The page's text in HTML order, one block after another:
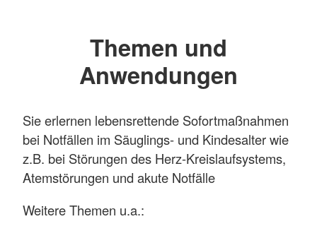
Themen und
Anwendungen
Sie erlernen lebensrettende Sofortmaßnahmen
bei Notfällen im Säuglings- und Kindesalter wie
z.B. bei Störungen des Herz-Kreislaufsystems,
Atemstörungen und akute Notfälle
Weitere Themen u.a.: